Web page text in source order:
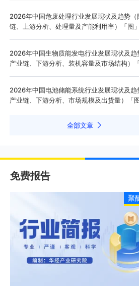
2026年中国危废处理行业发展现状及趋势（
链、上游分析、处理量及产能利用率）「图」
2026年中国生物质能发电行业发展现状及趋
产业链、下游分析、装机容量及市场结构）「
2026年中国电池储能系统行业发展现状及趋
产业链、下游分析、市场规模及出货量）「图
全部文章
免费报告
聚